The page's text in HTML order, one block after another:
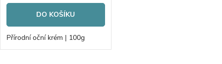
o
d
o
d
DO KOŠÍKU
Přírodní oční krém | 100g